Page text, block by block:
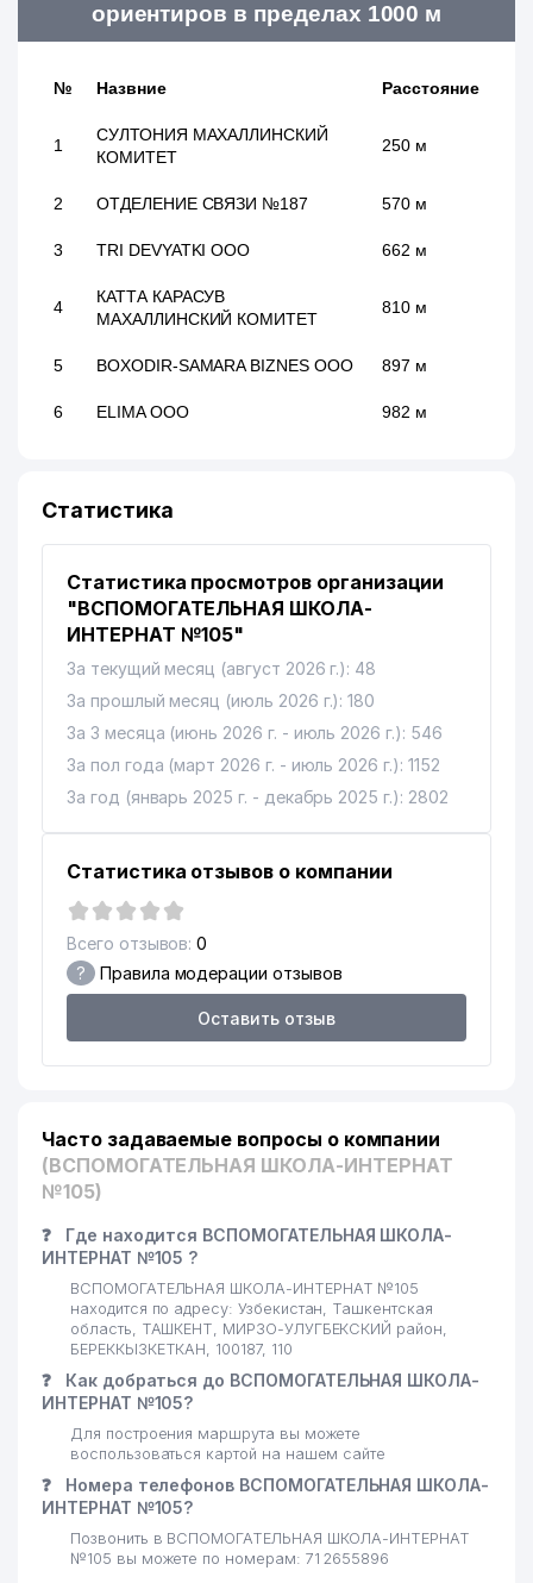
ориентиров в пределах 1000 м
№ Назвние Расстояние
1
СУЛТОНИЯ МАХАЛЛИНСКИЙ
КОМИТЕТ
250 м
2 ОТДЕЛЕНИЕ СВЯЗИ №187 570 м
3 TRI DEVYATKI ООО 662 м
4
КАТТА КАРАСУВ
МАХАЛЛИНСКИЙ КОМИТЕТ
810 м
5 BOXODIR-SAMARA BIZNES ООО 897 м
6 ELIMA ООО 982 м
Статистика
Статистика просмотров организации
"ВСПОМОГАТЕЛЬНАЯ ШКОЛА-
ИНТЕРНАТ №105"
За текущий месяц (август 2026 г.): 48
За прошлый месяц (июль 2026 г.): 180
За 3 месяца (июнь 2026 г. - июль 2026 г.): 546
За пол года (март 2026 г. - июль 2026 г.): 1152
За год (январь 2025 г. - декабрь 2025 г.): 2802
Статистика отзывов о компании
Всего отзывов: 0
? Правила модерации отзывов
Оставить отзыв
Часто задаваемые вопросы о компании
(ВСПОМОГАТЕЛЬНАЯ ШКОЛА-ИНТЕРНАТ
№105)
❓
Где находится ВСПОМОГАТЕЛЬНАЯ ШКОЛА-
ИНТЕРНАТ №105 ?
ВСПОМОГАТЕЛЬНАЯ ШКОЛА-ИНТЕРНАТ №105
находится по адресу: Узбекистан, Ташкентская
область, ТАШКЕНТ, МИРЗО-УЛУГБЕКСКИЙ район,
БЕРЕККЫЗКЕТКАН, 100187, 110
❓
Как добраться до ВСПОМОГАТЕЛЬНАЯ ШКОЛА-
ИНТЕРНАТ №105?
Для построения маршрута вы можете
воспользоваться картой на нашем сайте
❓
Номера телефонов ВСПОМОГАТЕЛЬНАЯ ШКОЛА-
ИНТЕРНАТ №105?
Позвонить в ВСПОМОГАТЕЛЬНАЯ ШКОЛА-ИНТЕРНАТ
№105 вы можете по номерам: 71 2655896